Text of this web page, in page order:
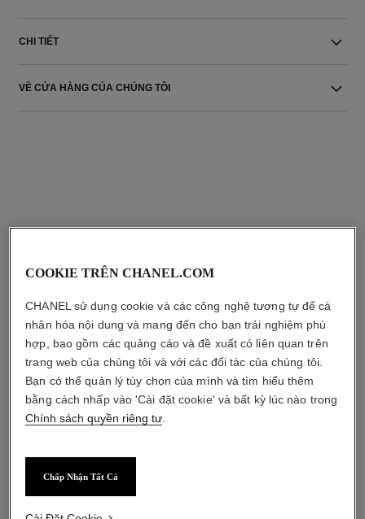
CHI TIẾT
VỀ CỬA HÀNG CỦA CHÚNG TÔI
COOKIE TRÊN CHANEL.COM
CHANEL sử dụng cookie và các công nghệ tương tự để cá
nhân hóa nội dung và mang đến cho bạn trải nghiệm phù
hợp, bao gồm các quảng cáo và đề xuất có liên quan trên
trang web của chúng tôi và với các đối tác của chúng tôi.
Bạn có thể quản lý tùy chọn của mình và tìm hiểu thêm
bằng cách nhấp vào 'Cài đặt cookie' và bất kỳ lúc nào trong
Chính sách quyền riêng tư
Chấp Nhận Tất Cả